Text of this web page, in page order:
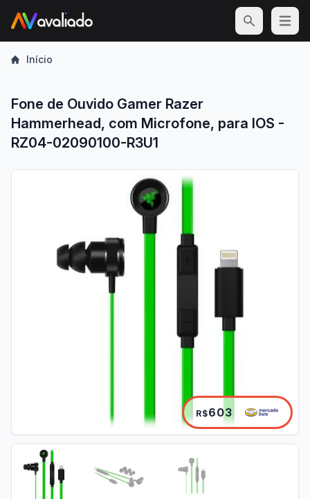
Open
Início
Fone de Ouvido Gamer Razer
Hammerhead, com Microfone, para IOS -
RZ04-02090100-R3U1
R$603